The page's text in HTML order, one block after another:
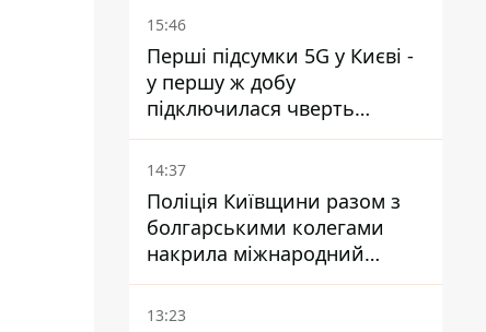
15:46
Перші підсумки 5G у Києві -
у першу ж добу
підключилася чверть
мільйона абонентів
14:37
Поліція Київщини разом з
болгарськими колегами
накрила міжнародний
наркосиндикат
13:23